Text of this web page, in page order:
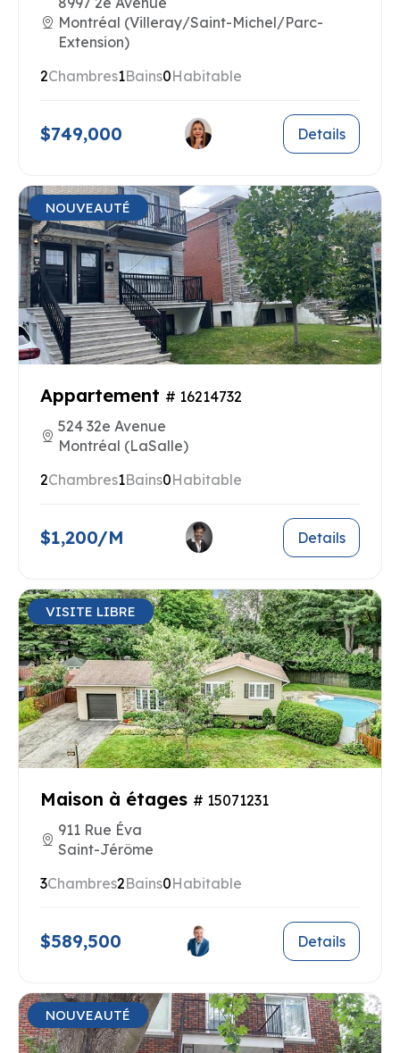
Montréal (Villeray/Saint-Michel/Parc-
Extension)
2Chambres1Bains0Habitable
$749,000 Details
NOUVEAUTÉ
Appartement # 16214732
524 32e Avenue
Montréal (LaSalle)
2Chambres1Bains0Habitable
$1,200/M Details
VISITE LIBRE
Maison à étages # 15071231
911 Rue Éva
Saint-Jérôme
3Chambres2Bains0Habitable
$589,500 Details
NOUVEAUTÉ